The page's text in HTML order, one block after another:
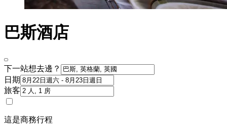
巴斯酒店
下一站想去邊？
日期
旅客
這是商務行程